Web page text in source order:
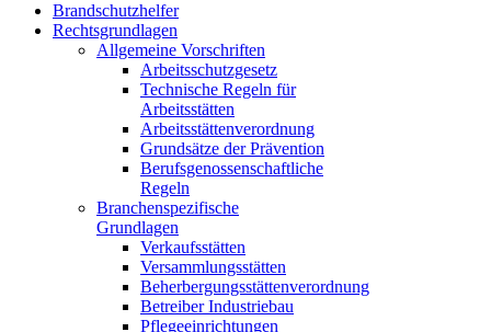
Brandschutzhelfer
Rechtsgrundlagen
Allgemeine Vorschriften
Arbeitsschutzgesetz
Technische Regeln für
Arbeitsstätten
Arbeitsstättenverordnung
Grundsätze der Prävention
Berufsgenossenschaftliche
Regeln
Branchenspezifische
Grundlagen
Verkaufsstätten
Versammlungsstätten
Beherbergungsstättenverordnung
Betreiber Industriebau
Pflegeeinrichtungen